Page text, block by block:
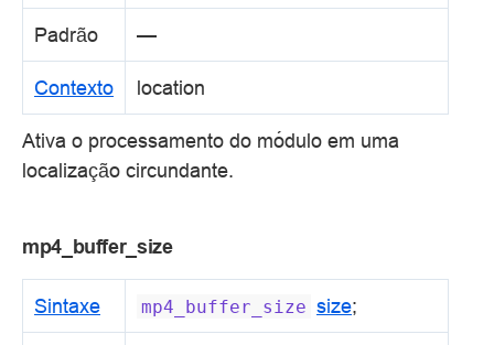
Padrão —
Contexto location
Ativa o processamento do módulo em uma
localização circundante.
mp4_buffer_size
Sintaxe mp4_buffer_size size;